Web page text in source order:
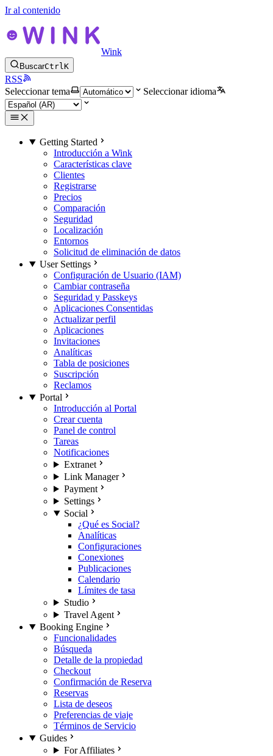
Ir al contenido
Wink
BuscarCtrlK
RSS
Seleccionar tema
Seleccionar idioma
Getting Started
Introducción a Wink
Características clave
Clientes
Registrarse
Precios
Comparación
Seguridad
Localización
Entornos
Solicitud de eliminación de datos
User Settings
Configuración de Usuario (IAM)
Cambiar contraseña
Seguridad y Passkeys
Aplicaciones Consentidas
Actualizar perfil
Aplicaciones
Invitaciones
Analíticas
Tabla de posiciones
Suscripción
Reclamos
Portal
Introducción al Portal
Crear cuenta
Panel de control
Tareas
Notificaciones
Extranet
Link Manager
Payment
Settings
Social
¿Qué es Social?
Analíticas
Configuraciones
Conexiones
Publicaciones
Calendario
Límites de tasa
Studio
Travel Agent
Booking Engine
Funcionalidades
Búsqueda
Detalle de la propiedad
Checkout
Confirmación de Reserva
Reservas
Lista de deseos
Preferencias de viaje
Términos de Servicio
Guides
For Affiliates